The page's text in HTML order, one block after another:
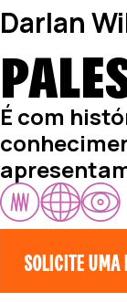
Darlan
É com
SOLICITE UMA